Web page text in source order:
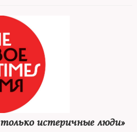
истеричные люди»